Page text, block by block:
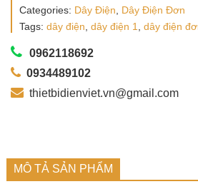
Categories: Dây Điện
Dây Điện Đơn
Tags: dây điện dây điện 1 dây điện
0962118692
0934489102
thietbidienviet.vn@gmail.com
MÔ TẢ SẢN PHẨM